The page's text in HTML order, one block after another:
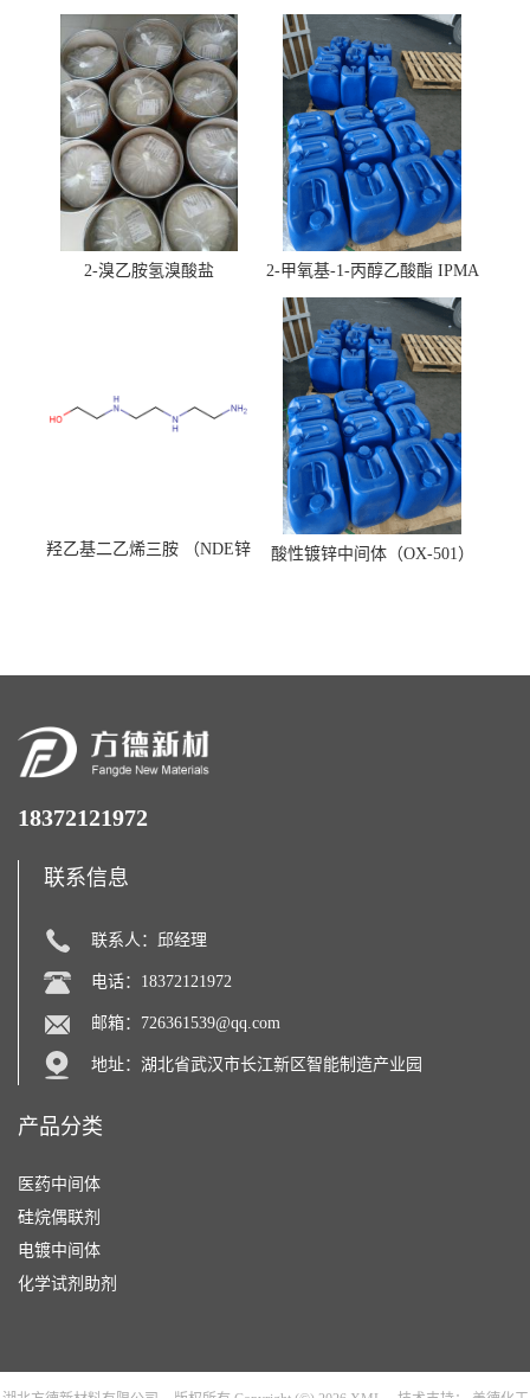
2-溴乙胺氢溴酸盐 2-甲氧基-1-丙醇乙酸酯 IPMA
羟乙基二乙烯三胺 （NDE锌
酸性镀锌中间体（OX-501）
18372121972
联系信息
联系人：邱经理
电话：18372121972
邮箱： 726361539@qq.com
地址：湖北省武汉市长江新区智能制造产业园
产品分类
医药中间体
硅烷偶联剂
电镀中间体
化学试剂助剂